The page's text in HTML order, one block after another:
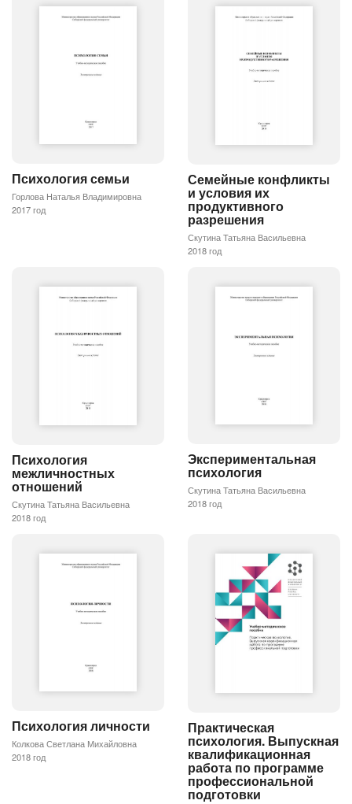
Психология семьи
Горлова Наталья Владимировна
2017 год
Семейные конфликты
и условия их
продуктивного
разрешения
Скутина Татьяна Васильевна
2018 год
Психология
межличностных
отношений
Скутина Татьяна Васильевна
2018 год
Экспериментальная
психология
Скутина Татьяна Васильевна
2018 год
Психология личности
Колкова Светлана Михайловна
2018 год
Практическая
психология. Выпускная
квалификационная
работа по программе
профессиональной
подготовки